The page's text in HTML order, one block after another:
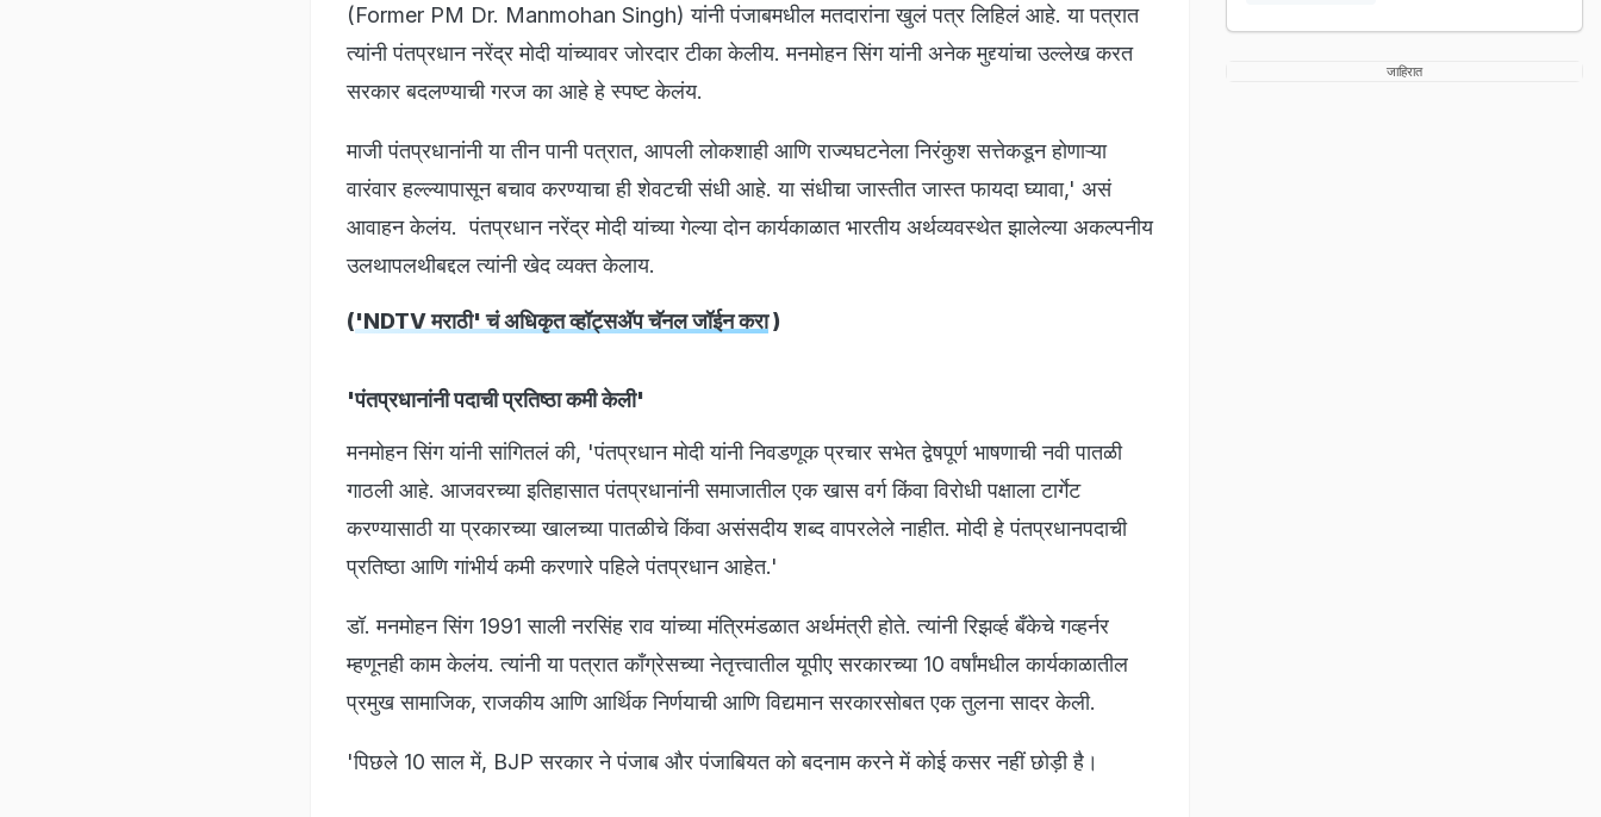
(Former PM Dr. Manmohan Singh) यांनी पंजाबमधील मतदारांना खुलं पत्र लिहिलं आहे. या पत्रात
त्यांनी पंतप्रधान नरेंद्र मोदी यांच्यावर जोरदार टीका केलीय. मनमोहन सिंग यांनी अनेक मुद्द्यांचा उल्लेख करत
सरकार बदलण्याची गरज का आहे हे स्पष्ट केलंय.
माजी पंतप्रधानांनी या तीन पानी पत्रात, आपली लोकशाही आणि राज्यघटनेला निरंकुश सत्तेकडून होणाऱ्या
वारंवार हल्ल्यापासून बचाव करण्याचा ही शेवटची संधी आहे. या संधीचा जास्तीत जास्त फायदा घ्यावा,' असं
आवाहन केलंय. पंतप्रधान नरेंद्र मोदी यांच्या गेल्या दोन कार्यकाळात भारतीय अर्थव्यवस्थेत झालेल्या अकल्पनीय
उलथापलथीबद्दल त्यांनी खेद व्यक्त केलाय.
('NDTV मराठी' चं अधिकृत व्हॉट्सअ‍ॅप चॅनल जॉईन करा)
'पंतप्रधानांनी पदाची प्रतिष्ठा कमी केली'
मनमोहन सिंग यांनी सांगितलं की, 'पंतप्रधान मोदी यांनी निवडणूक प्रचार सभेत द्वेषपूर्ण भाषणाची नवी पातळी
गाठली आहे. आजवरच्या इतिहासात पंतप्रधानांनी समाजातील एक खास वर्ग किंवा विरोधी पक्षाला टार्गेट
करण्यासाठी या प्रकारच्या खालच्या पातळीचे किंवा असंसदीय शब्द वापरलेले नाहीत. मोदी हे पंतप्रधानपदाची
प्रतिष्ठा आणि गांभीर्य कमी करणारे पहिले पंतप्रधान आहेत.'
डॉ. मनमोहन सिंग 1991 साली नरसिंह राव यांच्या मंत्रिमंडळात अर्थमंत्री होते. त्यांनी रिझर्व्ह बँकेचे गव्हर्नर
म्हणूनही काम केलंय. त्यांनी या पत्रात काँग्रेसच्या नेतृत्त्वातील यूपीए सरकारच्या 10 वर्षांमधील कार्यकाळातील
प्रमुख सामाजिक, राजकीय आणि आर्थिक निर्णयाची आणि विद्यमान सरकारसोबत एक तुलना सादर केली.
'पिछले 10 साल में, BJP सरकार ने पंजाब और पंजाबियत को बदनाम करने में कोई कसर नहीं छोड़ी है।
जाहिरात